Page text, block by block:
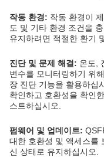
작동 환경: 작동 환경이
도 및 기타 환경 조건을
유지하려면 적절한 환기
진단 및 문제 해결: 온도,
변수를 모니터링하기 위
장 진단 기능을 활용하십
확인하고 호환성을 확인
스트하십시오.
펌웨어 및 업데이트:
대한 호환성 및 액세스를
신 상태로 유지하십시오.